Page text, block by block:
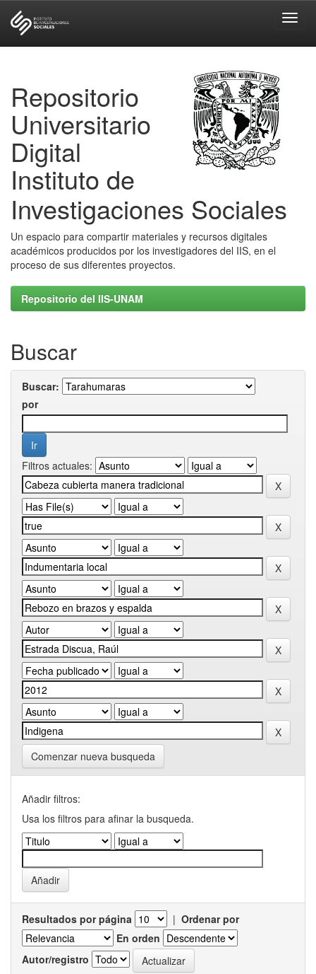
Repositorio
Universitario
Digital
Instituto de
Investigaciones Sociales
Un espacio para compartir materiales y recursos digitales
académicos producidos por los investigadores del IIS, en el
proceso de sus diferentes proyectos.
Repositorio del IIS-UNAM
Buscar
Buscar:
por
Filtros actuales:
Comenzar nueva busqueda
Añadir filtros:
Usa los filtros para afinar la busqueda.
Resultados por página | Ordenar por
En orden
Autor/registro